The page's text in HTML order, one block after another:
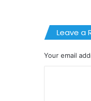
Leave a
Your email